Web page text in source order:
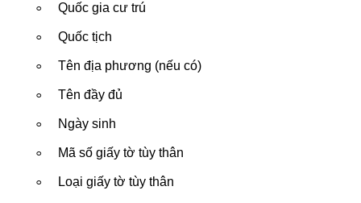
Quốc gia cư trú
Quốc tịch
Tên địa phương (nếu có)
Tên đầy đủ
Ngày sinh
Mã số giấy tờ tùy thân
Loại giấy tờ tùy thân